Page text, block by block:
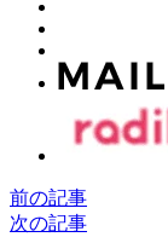
前の記事
次の記事